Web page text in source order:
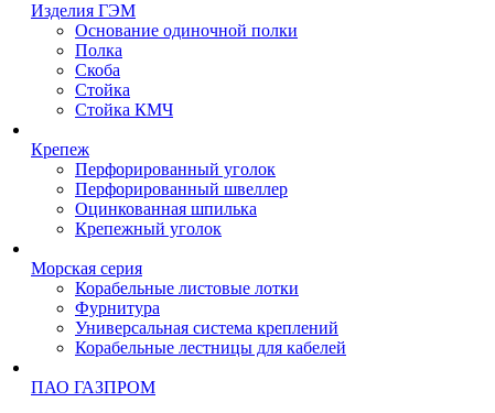
Изделия ГЭМ
Основание одиночной полки
Полка
Скоба
Стойка
Стойка КМЧ
Крепеж
Перфорированный уголок
Перфорированный швеллер
Оцинкованная шпилька
Крепежный уголок
Морская серия
Корабельные листовые лотки
Фурнитура
Универсальная система креплений
Корабельные лестницы для кабелей
ПАО ГАЗПРОМ